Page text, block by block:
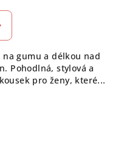
na gumu a délkou nad
Pohodlná, stylová a
pro ženy, které...